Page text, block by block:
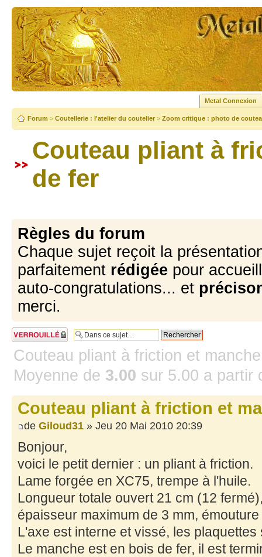
Metal Connexion
Forum > Coutellerie : l'atelier du coutelier > Zoom critique : photo de
Couteau pliant à
de fer
Règles du forum
Chaque sujet reçoit la
parfaitement rédigée pour
auto-congratulations... et
merci.
Sujet verrouillé
Couteau pliant à friction et
Moyenne de 3.00 sur 5.00 a partir
Couteau pliant à friction et
de Giloud31 » Jeu 20 Mai 2010 20:39
Bonjour,
voici le petit dernier : un pliant à friction.
Lame forgée en XC75, trempe à l'huile.
Longueur totale ouvert 21 cm (12
épaisseur maximum de 3 mm,
L'axe est interne et vissé, les plaquettes
Le manche est en bois de fer, il est